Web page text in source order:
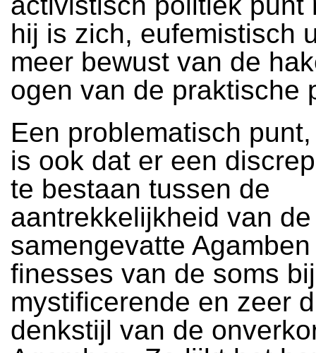
hij is zich, eufemistisch
meer bewust van de
ogen van de praktische
Een problematisch
is ook dat er een
te bestaan tussen de
aantrekkelijkheid van de
samengevatte
finesses van de soms
mystificerende en zeer
denkstijl van de